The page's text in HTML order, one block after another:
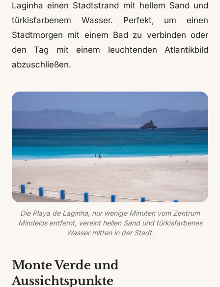
Laginha einen Stadtstrand mit hellem Sand und
türkisfarbenem Wasser. Perfekt, um einen
Stadtmorgen mit einem Bad zu verbinden oder
den Tag mit einem leuchtenden Atlantikbild
abzuschließen.
Die Playa de Laginha, nur wenige Minuten vom Zentrum
Mindelos entfernt, vereint hellen Sand und türkisfarbenes
Wasser mitten in der Stadt.
Monte Verde und
Aussichtspunkte